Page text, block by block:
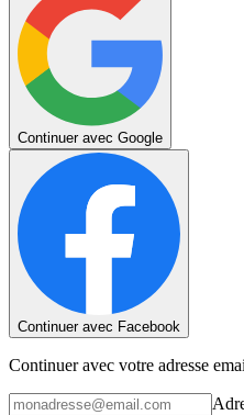
Continuer avec Google
Continuer avec Facebook
Continuer avec votre adresse